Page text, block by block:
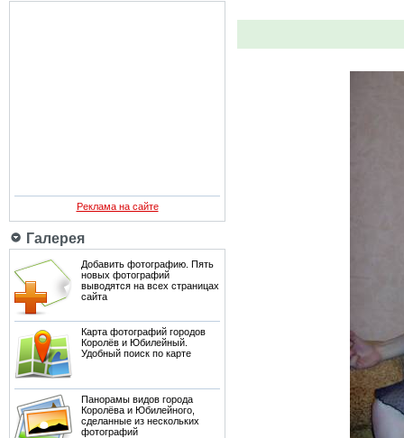
Реклама на сайте
Галерея
Добавить фотографию. Пять
новых фотографий
выводятся на всех страницах
сайта
Карта фотографий городов
Королёв и Юбилейный.
Удобный поиск по карте
Панорамы видов города
Королёва и Юбилейного,
сделанные из нескольких
фотографий